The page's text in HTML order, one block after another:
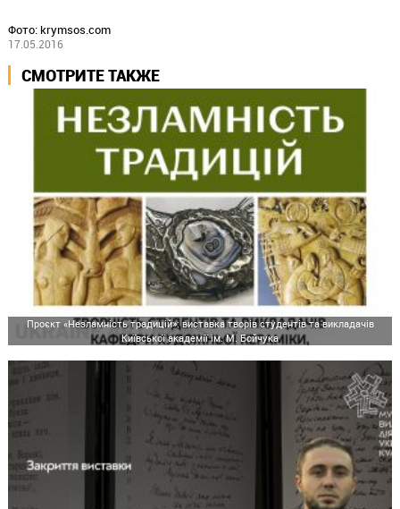
Фото: krymsos.com
17.05.2016
СМОТРИТЕ ТАКЖЕ
Проєкт «Незламність традицій»: виставка творів студентів та викладачів
Київської академії ім. М. Бойчука